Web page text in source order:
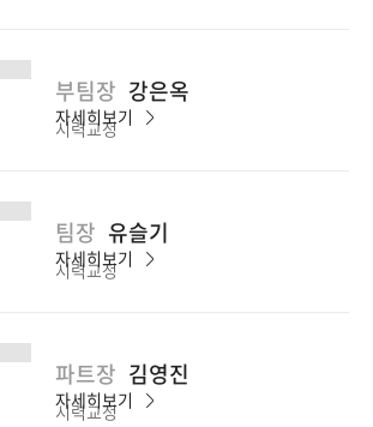
부팀장 강은옥
시력교정
자세히보기
팀장 유슬기
시력교정
자세히보기
파트장 김영진
시력교정
자세히보기